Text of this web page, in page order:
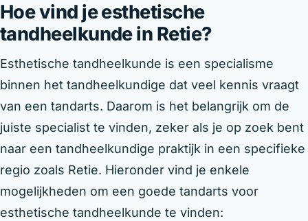
Hoe vind je esthetische
tandheelkunde in Retie?
Esthetische tandheelkunde is een specialisme
binnen het tandheelkundige dat veel kennis vraagt
van een tandarts. Daarom is het belangrijk om de
juiste specialist te vinden, zeker als je op zoek bent
naar een tandheelkundige praktijk in een specifieke
regio zoals Retie. Hieronder vind je enkele
mogelijkheden om een goede tandarts voor
esthetische tandheelkunde te vinden: